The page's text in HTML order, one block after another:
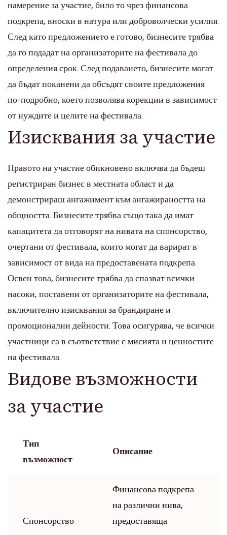
намерение за участие, било то чрез финансова
подкрепа, вноски в натура или доброволчески усилия.
След като предложението е готово, бизнесите трябва
да го подадат на организаторите на фестивала до
определения срок. След подаването, бизнесите могат
да бъдат поканени да обсъдят своите предложения
по-подробно, което позволява корекции в зависимост
от нуждите и целите на фестивала.
Изисквания за участие
Правото на участие обикновено включва да бъдеш
регистриран бизнес в местната област и да
демонстрираш ангажимент към ангажираността на
общността. Бизнесите трябва също така да имат
капацитета да отговорят на нивата на спонсорство,
очертани от фестивала, които могат да варират в
зависимост от вида на предоставената подкрепа.
Освен това, бизнесите трябва да спазват всички
насоки, поставени от организаторите на фестивала,
включително изисквания за брандиране и
промоционални дейности. Това осигурява, че всички
участници са в съответствие с мисията и ценностите
на фестивала.
Видове възможности
за участие
Тип
възможност
Описание
Спонсорство
Финансова подкрепа
на различни нива,
предоставяща